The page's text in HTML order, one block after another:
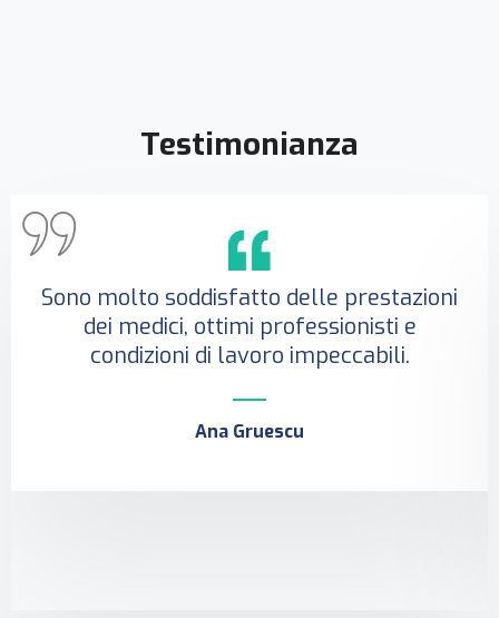
Testimonianza
Sono molto soddisfatto delle prestazioni
dei medici, ottimi professionisti e
condizioni di lavoro impeccabili.
Ana Gruescu